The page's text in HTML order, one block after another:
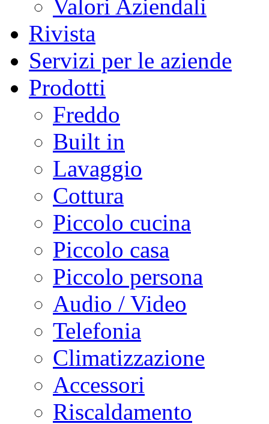
Valori Aziendali
Rivista
Servizi per le aziende
Prodotti
Freddo
Built in
Lavaggio
Cottura
Piccolo cucina
Piccolo casa
Piccolo persona
Audio / Video
Telefonia
Climatizzazione
Accessori
Riscaldamento